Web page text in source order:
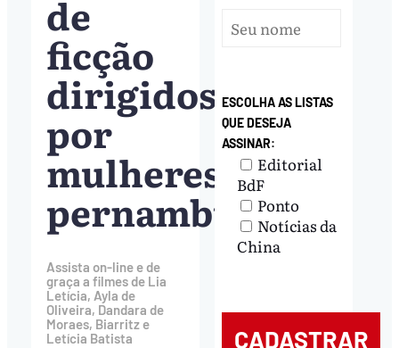
de
ficção
dirigidos
por
mulheres
pernambucanas
Assista on-line e de
graça a filmes de Lia
Letícia, Ayla de
Oliveira, Dandara de
Moraes, Biarritz e
Letícia Batista
ESCOLHA AS LISTAS
QUE DESEJA
ASSINAR:
Editorial
BdF
Ponto
Notícias da
China